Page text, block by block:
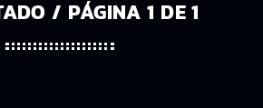
/ PÁGINA 1 DE 1